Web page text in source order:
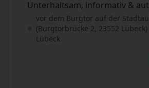
Unterhaltsam, informativ &
vor dem Burgtor auf der
(Burgtorbrücke 2, 23552 Lübeck)
Lübeck